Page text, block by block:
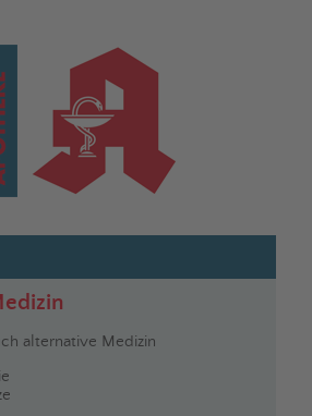
alternative Medizin